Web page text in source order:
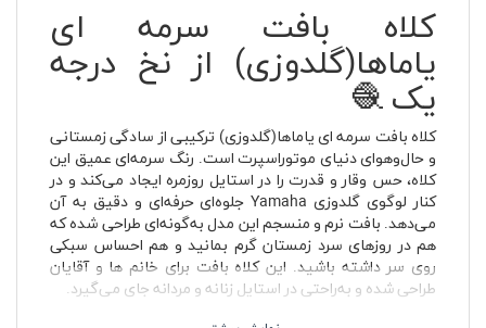
کلاه بافت سرمه ای
یاماها(گلدوزی) از نخ درجه
یک 🧶
کلاه بافت سرمه ای یاماها(گلدوزی) ترکیبی از سادگی زمستانی
و حال‌وهوای دنیای موتوراسپرت است. رنگ سرمه‌ای عمیق این
کلاه، حس وقار و قدرت را در استایل روزمره ایجاد می‌کند و در
کنار لوگوی گلدوزی Yamaha جلوه‌ای حرفه‌ای و دقیق به آن
می‌دهد. بافت نرم و منسجم این مدل به‌گونه‌ای طراحی شده که
هم در روزهای سرد زمستان گرم بمانید و هم احساس سبکی
روی سر داشته باشید. این کلاه بافت برای خانم ها و آقایان
طراحی شده و به‌راحتی در استایل زنانه و مردانه جای می‌گیرد.
یاماها یکی از شناخته‌شده‌ترین نام‌ها در دنیای موتورسیکلت و